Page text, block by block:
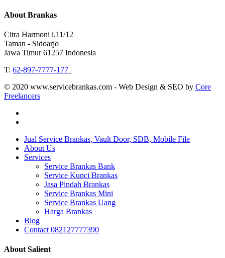
About Brankas
Citra Harmoni i.11/12
Taman - Sidoarjo
Jawa Timur 61257 Indonesia
T: 62-897-7777-177
© 2020 www.servicebrankas.com - Web Design & SEO by Core
Freelancers
Close
Menu
Jual Service Brankas, Vault Door, SDB, Mobile File
About Us
Services
Service Brankas Bank
Service Kunci Brankas
Jasa Pindah Brankas
Service Brankas Mini
Service Brankas Uang
Harga Brankas
Blog
Contact 082127777390
About Salient